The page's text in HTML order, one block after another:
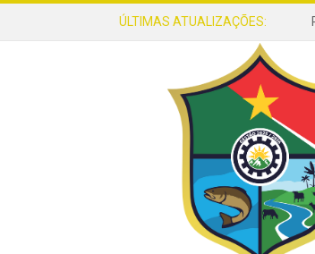
ÚLTIMAS ATUALIZAÇÕES: